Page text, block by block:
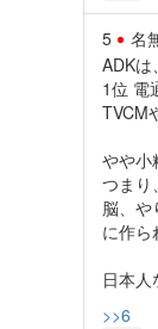
5 名
ADKは
1位 電
TVCM
やや小
つまり
脳、や
に作ら
日本
>>6